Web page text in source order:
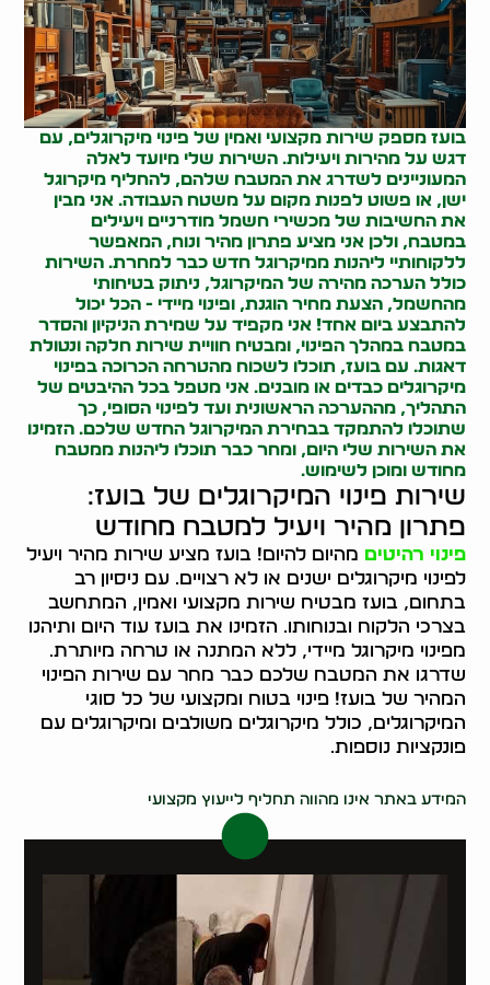
בועז מספק שירות מקצועי ואמין של פינוי מיקרוגלים, עם
דגש על מהירות ויעילות. השירות שלי מיועד לאלה
המעוניינים לשדרג את המטבח שלהם, להחליף מיקרוגל
ישן, או פשוט לפנות מקום על משטח העבודה. אני מבין
את החשיבות של מכשירי חשמל מודרניים ויעילים
במטבח, ולכן אני מציע פתרון מהיר ונוח, המאפשר
ללקוחותיי ליהנות ממיקרוגל חדש כבר למחרת. השירות
כולל הערכה מהירה של המיקרוגל, ניתוק בטיחותי
מהחשמל, הצעת מחיר הוגנת, ופינוי מיידי - הכל יכול
להתבצע ביום אחד! אני מקפיד על שמירת הניקיון והסדר
במטבח במהלך הפינוי, ומבטיח חוויית שירות חלקה ונטולת
דאגות. עם בועז, תוכלו לשכוח מהטרחה הכרוכה בפינוי
מיקרוגלים כבדים או מובנים. אני מטפל בכל ההיבטים של
התהליך, מההערכה הראשונית ועד לפינוי הסופי, כך
שתוכלו להתמקד בבחירת המיקרוגל החדש שלכם. הזמינו
את השירות שלי היום, ומחר כבר תוכלו ליהנות ממטבח
מחודש ומוכן לשימוש.
שירות פינוי המיקרוגלים של בועז:
פתרון מהיר ויעיל למטבח מחודש
פינוי רהיטים מהיום להיום! בועז מציע שירות מהיר ויעיל
לפינוי מיקרוגלים ישנים או לא רצויים. עם ניסיון רב
בתחום, בועז מבטיח שירות מקצועי ואמין, המתחשב
בצרכי הלקוח ובנוחותו. הזמינו את בועז עוד היום ותיהנו
מפינוי מיקרוגל מיידי, ללא המתנה או טרחה מיותרת.
שדרגו את המטבח שלכם כבר מחר עם שירות הפינוי
המהיר של בועז! פינוי בטוח ומקצועי של כל סוגי
המיקרוגלים, כולל מיקרוגלים משולבים ומיקרוגלים עם
פונקציות נוספות.
המידע באתר אינו מהווה תחליף לייעוץ מקצועי